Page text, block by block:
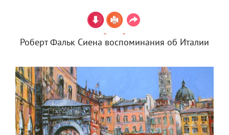
Роберт Фальк Сиена воспоминания об Италии